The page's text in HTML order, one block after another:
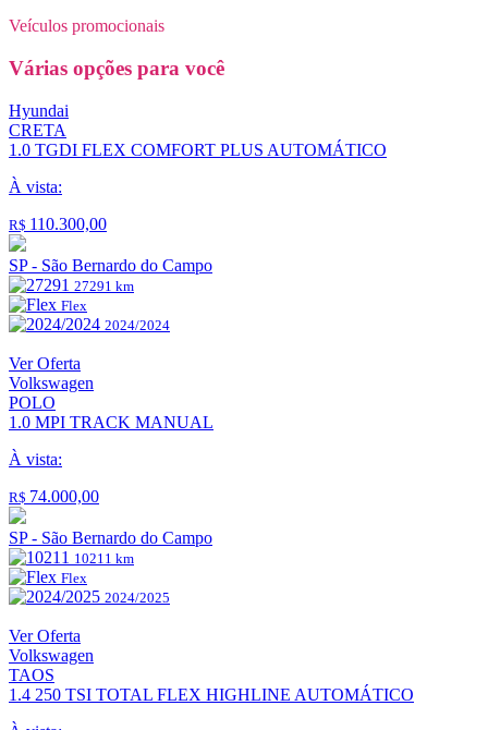
Veículos promocionais
Várias opções para você
Hyundai
CRETA
1.0 TGDI FLEX COMFORT PLUS AUTOMÁTICO
À vista:
R$ 110.300,00
SP - São Bernardo do Campo
27291 km
Flex
2024/2024
Ver Oferta
Volkswagen
POLO
1.0 MPI TRACK MANUAL
À vista:
R$ 74.000,00
SP - São Bernardo do Campo
10211 km
Flex
2024/2025
Ver Oferta
Volkswagen
TAOS
1.4 250 TSI TOTAL FLEX HIGHLINE AUTOMÁTICO